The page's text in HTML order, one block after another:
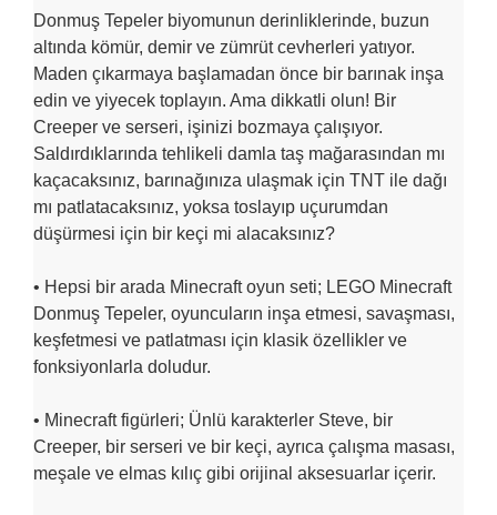
Donmuş Tepeler biyomunun derinliklerinde, buzun
altında kömür, demir ve zümrüt cevherleri yatıyor.
Maden çıkarmaya başlamadan önce bir barınak inşa
edin ve yiyecek toplayın. Ama dikkatli olun! Bir
Creeper ve serseri, işinizi bozmaya çalışıyor.
Saldırdıklarında tehlikeli damla taş mağarasından mı
kaçacaksınız, barınağınıza ulaşmak için TNT ile dağı
mı patlatacaksınız, yoksa toslayıp uçurumdan
düşürmesi için bir keçi mi alacaksınız?
• Hepsi bir arada Minecraft oyun seti; LEGO Minecraft
Donmuş Tepeler, oyuncuların inşa etmesi, savaşması,
keşfetmesi ve patlatması için klasik özellikler ve
fonksiyonlarla doludur.
• Minecraft figürleri; Ünlü karakterler Steve, bir
Creeper, bir serseri ve bir keçi, ayrıca çalışma masası,
meşale ve elmas kılıç gibi orijinal aksesuarlar içerir.